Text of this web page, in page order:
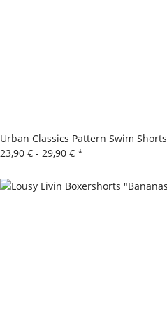
Urban Classics Pattern Swim Shorts
23,90 € - 29,90 € *